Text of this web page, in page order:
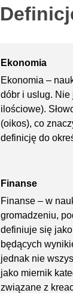
Ekonomia
Ekonomia –
dóbr i uslug. Nie
ilościowe).
(oikos), co
definicję do
Finanse
Finanse – w
gromadzeniu,
definiuje się
będących
jednak nie
jako miernik
związane z